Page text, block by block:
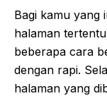
Bagi kamu yang
halaman
beberapa cara
dengan rapi.
halaman yang